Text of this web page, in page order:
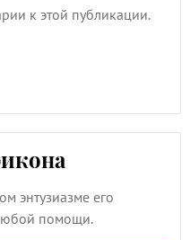
к этой публикации.
энтузиазме его
помощи.